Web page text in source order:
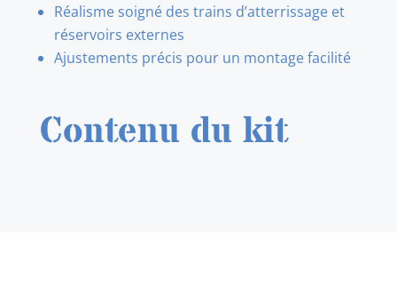
Réalisme soigné des trains d’atterrissage et
réservoirs externes
Ajustements précis pour un montage facilité
Contenu du kit